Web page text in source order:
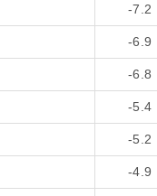
-7.2
-6.9
-6.8
-5.4
-5.2
-4.9